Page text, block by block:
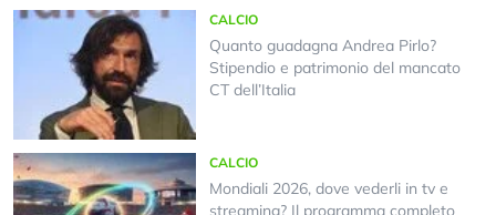
CALCIO
Quanto guadagna Andrea Pirlo?
Stipendio e patrimonio del mancato
CT dell’Italia
CALCIO
Mondiali 2026, dove vederli in tv e
streaming? Il programma completo